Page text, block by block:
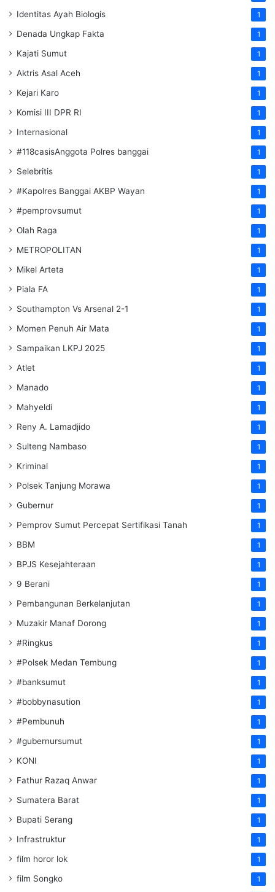
Identitas Ayah Biologis 1
Denada Ungkap Fakta 1
Kajati Sumut 1
Aktris Asal Aceh 1
Kejari Karo 1
Komisi III DPR RI 1
Internasional 1
#118casisAnggota Polres banggai 1
Selebritis 1
#Kapolres Banggai AKBP Wayan 1
#pemprovsumut 1
Olah Raga 1
METROPOLITAN 1
Mikel Arteta 1
Piala FA 1
Southampton Vs Arsenal 2-1 1
Momen Penuh Air Mata 1
Sampaikan LKPJ 2025 1
Atlet 1
Manado 1
Mahyeldi 1
Reny A. Lamadjido 1
Sulteng Nambaso 1
Kriminal 1
Polsek Tanjung Morawa 1
Gubernur 1
Pemprov Sumut Percepat Sertifikasi Tanah 1
BBM 1
BPJS Kesejahteraan 1
9 Berani 1
Pembangunan Berkelanjutan 1
Muzakir Manaf Dorong 1
#Ringkus 1
#Polsek Medan Tembung 1
#banksumut 1
#bobbynasution 1
#Pembunuh 1
#gubernursumut 1
KONI 1
Fathur Razaq Anwar 1
Sumatera Barat 1
Bupati Serang 1
Infrastruktur 1
film horor lok 1
film Songko 1